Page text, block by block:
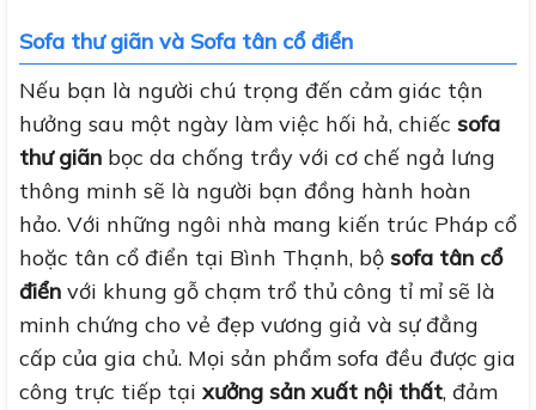
Sofa thư giãn và Sofa tân cổ điển
Nếu bạn là người chú trọng đến cảm giác tận
hưởng sau một ngày làm việc hối hả, chiếc sofa
thư giãn bọc da chống trầy với cơ chế ngả lưng
thông minh sẽ là người bạn đồng hành hoàn
hảo. Với những ngôi nhà mang kiến trúc Pháp cổ
hoặc tân cổ điển tại Bình Thạnh, bộ sofa tân cổ
điển với khung gỗ chạm trổ thủ công tỉ mỉ sẽ là
minh chứng cho vẻ đẹp vương giả và sự đẳng
cấp của gia chủ. Mọi sản phẩm sofa đều được gia
công trực tiếp tại xưởng sản xuất nội thất, đảm